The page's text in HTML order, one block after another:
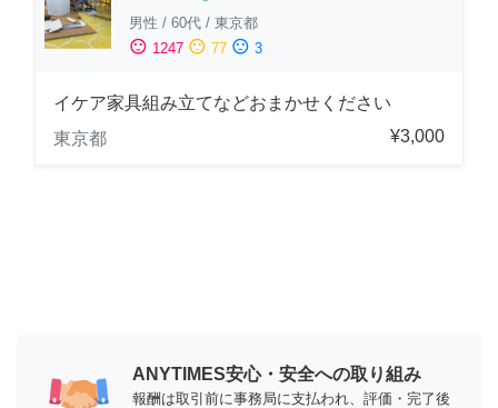
男性 / 60代 / 東京都
sentiment_satisfied 1247 sentiment_neutral 77 sentiment_dissatisfied 3
イケア家具組み立てなどおまかせください
東京都
¥3,000
ANYTIMES安心・安全への取り組み
報酬は取引前に事務局に支払われ、評価・完了後